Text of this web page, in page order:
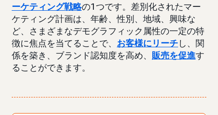
ーケティング戦略の1つです。差別化されたマー
ケティング計画は、年齢、性別、地域、興味な
ど、さまざまなデモグラフィック属性の一定の特
徴に焦点を当てることで、 お客様にリーチし、関
係を築き、ブランド認知度を高め、 販売を促進す
ることができます。